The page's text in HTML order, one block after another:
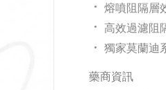
熔噴阻隔層
高效過濾阻
獨家莫蘭迪
藥商資訊